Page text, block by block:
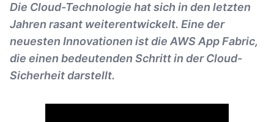
Die Cloud-Technologie hat sich in den letzten
Jahren rasant weiterentwickelt. Eine der
neuesten Innovationen ist die AWS App Fabric,
die einen bedeutenden Schritt in der Cloud-
Sicherheit darstellt.